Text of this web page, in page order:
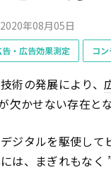
年08月05日
・広告効果測定 コ
術の発展により、
欠かせない存在と
ジタルを駆使し
は、まぎれもなく